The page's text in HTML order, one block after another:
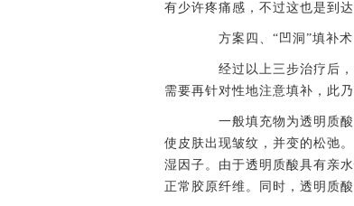
有少许疼痛感，不过这也是到达
方案四、“凹洞”填补术
经过以上三步治疗后，
需要再针对性地注意填补，此乃
一般填充物为透明质酸
使皮肤出现皱纹，并变的松弛
湿因子。由于透明质酸具有亲
正常胶原纤维。同时，透明质